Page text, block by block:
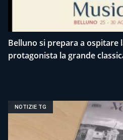
Belluno si prepara a ospitare
protagonista la grande
NOTIZIE TG